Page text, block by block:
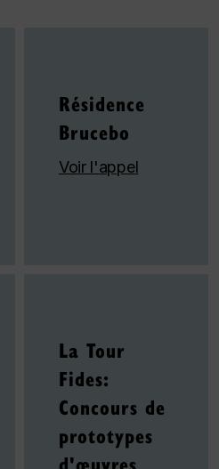
Résidence
Brucebo
Voir l'appel
La Tour
Fides:
Concours de
prototypes
d'œuvres